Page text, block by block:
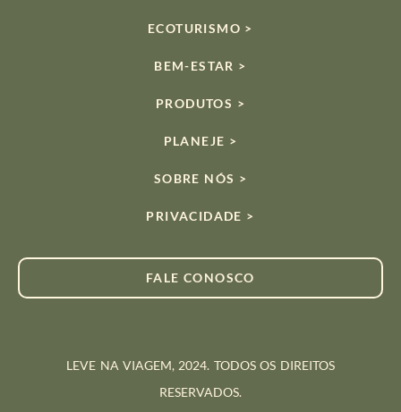
ECOTURISMO >
BEM-ESTAR >
PRODUTOS >
PLANEJE >
SOBRE NÓS >
PRIVACIDADE >
FALE CONOSCO
LEVE NA VIAGEM, 2024. TODOS OS DIREITOS
RESERVADOS.